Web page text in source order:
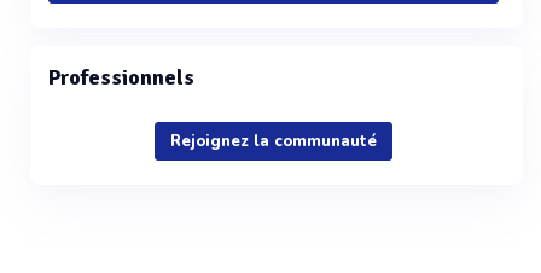
Professionnels
Rejoignez la communauté